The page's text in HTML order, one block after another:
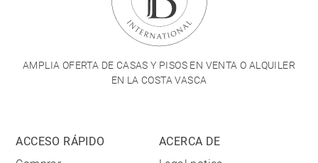
AMPLIA OFERTA DE CASAS Y PISOS EN VENTA O ALQUILER
EN LA COSTA VASCA
ACCESO RÁPIDO
ACERCA DE